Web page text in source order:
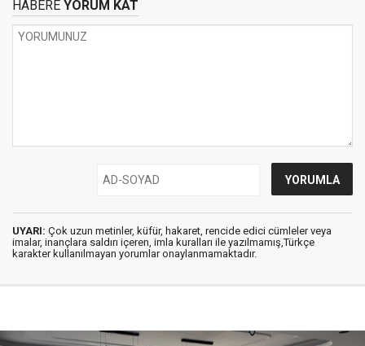
HABERE YORUM KAT
UYARI: Çok uzun metinler, küfür, hakaret, rencide edici cümleler veya
imalar, inançlara saldırı içeren, imla kuralları ile yazılmamış,Türkçe
karakter kullanılmayan yorumlar onaylanmamaktadır.